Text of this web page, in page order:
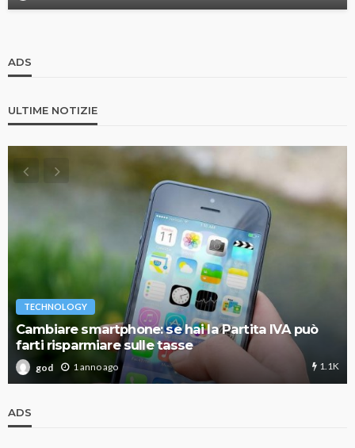
ADS
ULTIME NOTIZIE
TECHNOLOGY
Cambiare smartphone: se hai la Partita IVA può
farti risparmiare sulle tasse
god 1 anno ago 1.1K
ADS